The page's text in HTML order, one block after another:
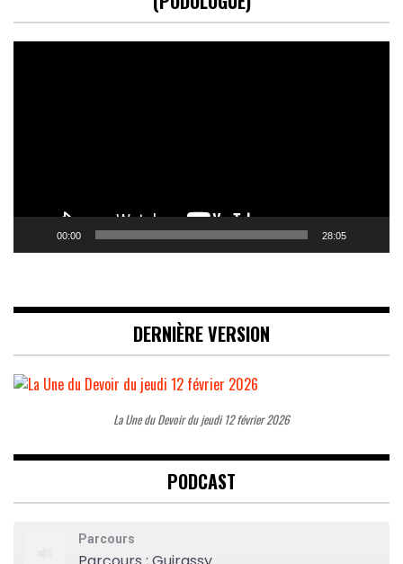
00:00 28:05
DERNIÈRE VERSION
La Une du Devoir du jeudi 12 février 2026
PODCAST
Parcours